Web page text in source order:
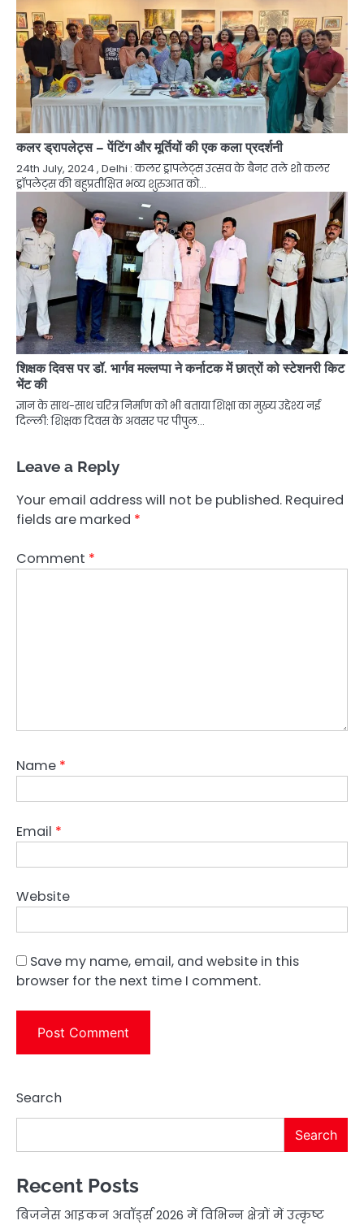
कलर ड्रापलेट्स – पेंटिंग और मूर्तियों की एक कला प्रदर्शनी
24th July, 2024 , Delhi : कलर ड्रापलेट्स उत्सव के बैनर तले शो कलर
ड्रॉपलेट्स की बहुप्रतीक्षित भव्य शुरुआत को…
शिक्षक दिवस पर डॉ. भार्गव मल्लप्पा ने कर्नाटक में छात्रों को स्टेशनरी किट
भेंट की
ज्ञान के साथ-साथ चरित्र निर्माण को भी बताया शिक्षा का मुख्य उद्देश्य नई
दिल्ली: शिक्षक दिवस के अवसर पर पीपुल…
Leave a Reply
Your email address will not be published. Required
fields are marked *
Comment *
Name *
Email *
Website
Save my name, email, and website in this
browser for the next time I comment.
Search
Search
Recent Posts
बिजनेस आइकन अवॉर्ड्स 2026 में विभिन्न क्षेत्रों में उत्कृष्ट